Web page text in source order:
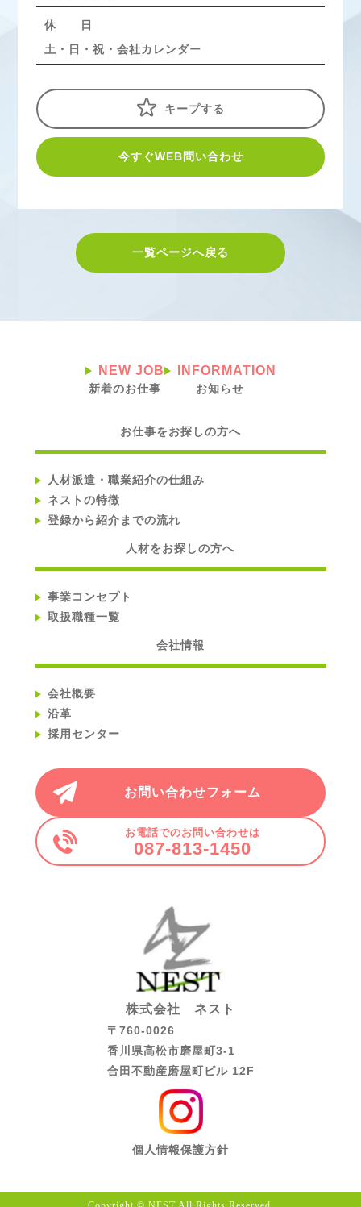
休 日
土・日・祝・会社カレンダー
キープする
今すぐWEB問い合わせ
一覧ページへ戻る
株式会社 ネスト
〒760-0026
香川県高松市磨屋町3-1
合田不動産磨屋町ビル 12F
個人情報保護方針
NEW JOB
新着のお仕事
INFORMATION
お知らせ
お仕事をお探しの方へ
人材派遣・職業紹介の仕組み
ネストの特徴
登録から紹介までの流れ
人材をお探しの方へ
事業コンセプト
取扱職種一覧
会社情報
会社概要
沿革
採用センター
お問い合わせフォーム
お電話でのお問い合わせは
087-813-1450